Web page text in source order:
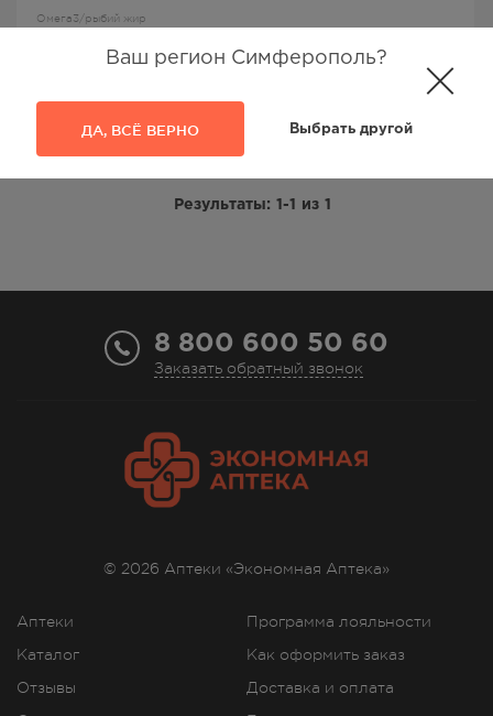
Ваш регион Симферополь?
ДА, ВСЁ ВЕРНО Выбрать другой
Омега3/рыбий жир
Омега Форте Эвалар капс 1,12мг №30
477.00Р
Результаты: 1-1 из 1
8 800 600 50 60
Заказать обратный звонок
Аптеки
Каталог
Отзывы
Программа лояльности
Как оформить заказ
Доставка и оплата
© 2026 Аптеки «Экономная Аптека»